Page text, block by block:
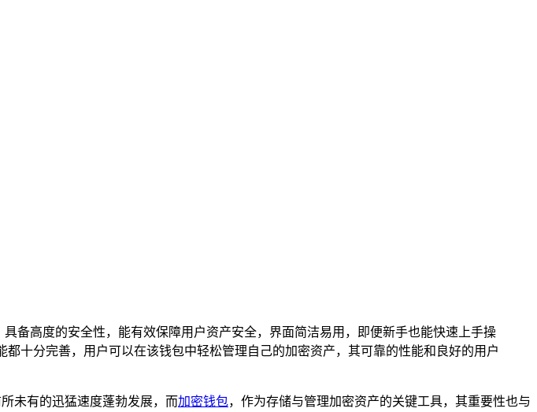
备高度的安全性，能有效保障用户资产安全，界面简洁易用，即便新手也能快速上手操
十分完善，用户可以在该钱包中轻松管理自己的加密资产，其可靠的性能和良好的用户
未有的迅猛速度蓬勃发展，而加密钱包，作为存储与管理加密资产的关键工具，其重要性也与